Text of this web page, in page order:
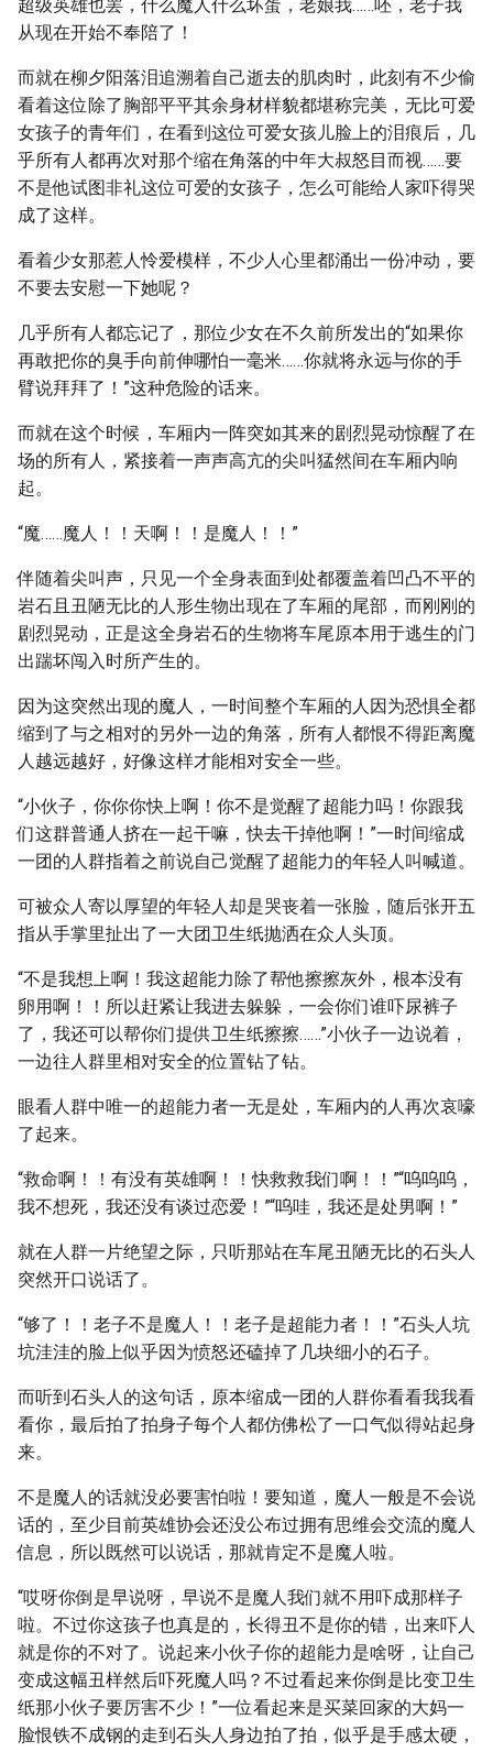
超级英雄也罢，什么魔人什么坏蛋，老娘我……呸，老子我
从现在开始不奉陪了！
而就在柳夕阳落泪追溯着自己逝去的肌肉时，此刻有不少偷
看着这位除了胸部平平其余身材样貌都堪称完美，无比可爱
女孩子的青年们，在看到这位可爱女孩儿脸上的泪痕后，几
乎所有人都再次对那个缩在角落的中年大叔怒目而视……要
不是他试图非礼这位可爱的女孩子，怎么可能给人家吓得哭
成了这样。
看着少女那惹人怜爱模样，不少人心里都涌出一份冲动，要
不要去安慰一下她呢？
几乎所有人都忘记了，那位少女在不久前所发出的“如果你
再敢把你的臭手向前伸哪怕一毫米……你就将永远与你的手
臂说拜拜了！”这种危险的话来。
而就在这个时候，车厢内一阵突如其来的剧烈晃动惊醒了在
场的所有人，紧接着一声声高亢的尖叫猛然间在车厢内响
起。
“魔……魔人！！天啊！！是魔人！！”
伴随着尖叫声，只见一个全身表面到处都覆盖着凹凸不平的
岩石且丑陋无比的人形生物出现在了车厢的尾部，而刚刚的
剧烈晃动，正是这全身岩石的生物将车尾原本用于逃生的门
出踹坏闯入时所产生的。
因为这突然出现的魔人，一时间整个车厢的人因为恐惧全都
缩到了与之相对的另外一边的角落，所有人都恨不得距离魔
人越远越好，好像这样才能相对安全一些。
“小伙子，你你你快上啊！你不是觉醒了超能力吗！你跟我
们这群普通人挤在一起干嘛，快去干掉他啊！”一时间缩成
一团的人群指着之前说自己觉醒了超能力的年轻人叫喊道。
可被众人寄以厚望的年轻人却是哭丧着一张脸，随后张开五
指从手掌里扯出了一大团卫生纸抛洒在众人头顶。
“不是我想上啊！我这超能力除了帮他擦擦灰外，根本没有
卵用啊！！所以赶紧让我进去躲躲，一会你们谁吓尿裤子
了，我还可以帮你们提供卫生纸擦擦……”小伙子一边说着，
一边往人群里相对安全的位置钻了钻。
眼看人群中唯一的超能力者一无是处，车厢内的人再次哀嚎
了起来。
“救命啊！！有没有英雄啊！！快救救我们啊！！”“呜呜呜，
我不想死，我还没有谈过恋爱！”“呜哇，我还是处男啊！”
就在人群一片绝望之际，只听那站在车尾丑陋无比的石头人
突然开口说话了。
“够了！！老子不是魔人！！老子是超能力者！！”石头人坑
坑洼洼的脸上似乎因为愤怒还磕掉了几块细小的石子。
而听到石头人的这句话，原本缩成一团的人群你看看我我看
看你，最后拍了拍身子每个人都仿佛松了一口气似得站起身
来。
不是魔人的话就没必要害怕啦！要知道，魔人一般是不会说
话的，至少目前英雄协会还没公布过拥有思维会交流的魔人
信息，所以既然可以说话，那就肯定不是魔人啦。
“哎呀你倒是早说呀，早说不是魔人我们就不用吓成那样子
啦。不过你这孩子也真是的，长得丑不是你的错，出来吓人
就是你的不对了。说起来小伙子你的超能力是啥呀，让自己
变成这幅丑样然后吓死魔人吗？不过看起来你倒是比变卫生
纸那小伙子要厉害不少！”一位看起来是买菜回家的大妈一
脸恨铁不成钢的走到石头人身边拍了拍，似乎是手感太硬，